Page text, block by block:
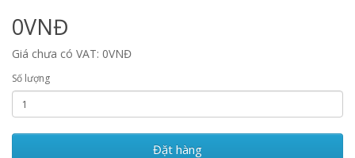
0VNĐ
Giá chưa có VAT: 0VNĐ
Số lượng
Đặt hàng